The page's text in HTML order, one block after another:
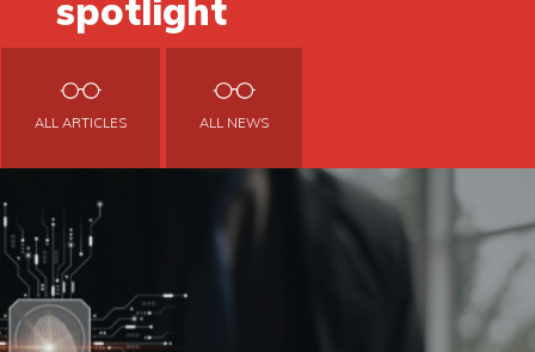
spotlight
ALL ARTICLES ALL NEWS